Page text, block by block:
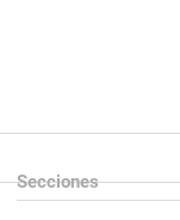
Secciones